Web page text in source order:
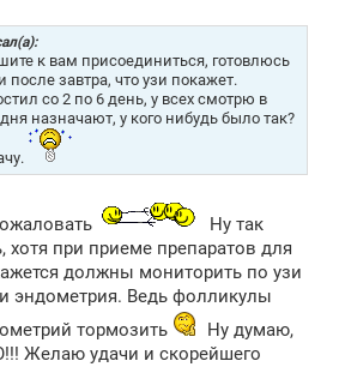
к вам присоединиться, готовлюсь
после завтра, что узи покажет.
со 2 по 6 день, у всех смотрю в
назначают, у кого нибудь было так?
Ну так
при приеме препаратов для
должны мониторить по узи
эндометрия. Ведь фолликулы
тормозить
Ну думаю,
Желаю удачи и скорейшего